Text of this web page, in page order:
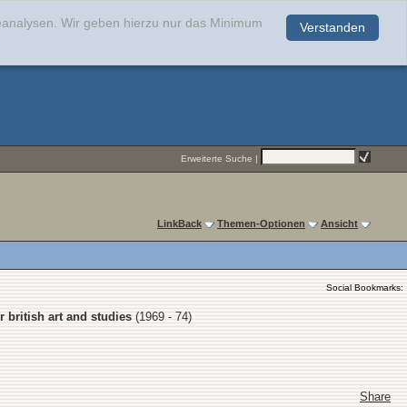
Verstanden
Wir geben hierzu nur das Minimum
Erweiterte Suche |
LinkBack Themen-Optionen Ansicht
Social Bookmarks:
british art and studies (1969 - 74)
Share